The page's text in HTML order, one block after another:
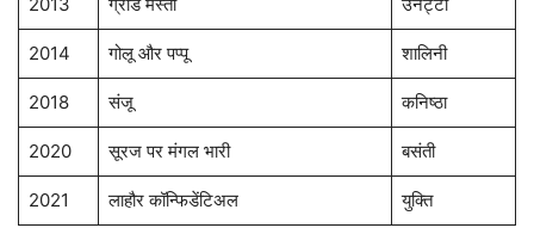
2014 गोलू और पप्पू शालिनी
2018 संजू कनिष्ठा
2020 सूरज पर मंगल भारी बसंती
2021 लाहौर कॉन्फिडेंटिअल युक्ति